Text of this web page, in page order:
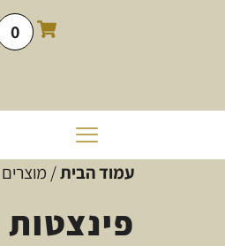
0
עמוד הבית/ מוצרים
פינצטות